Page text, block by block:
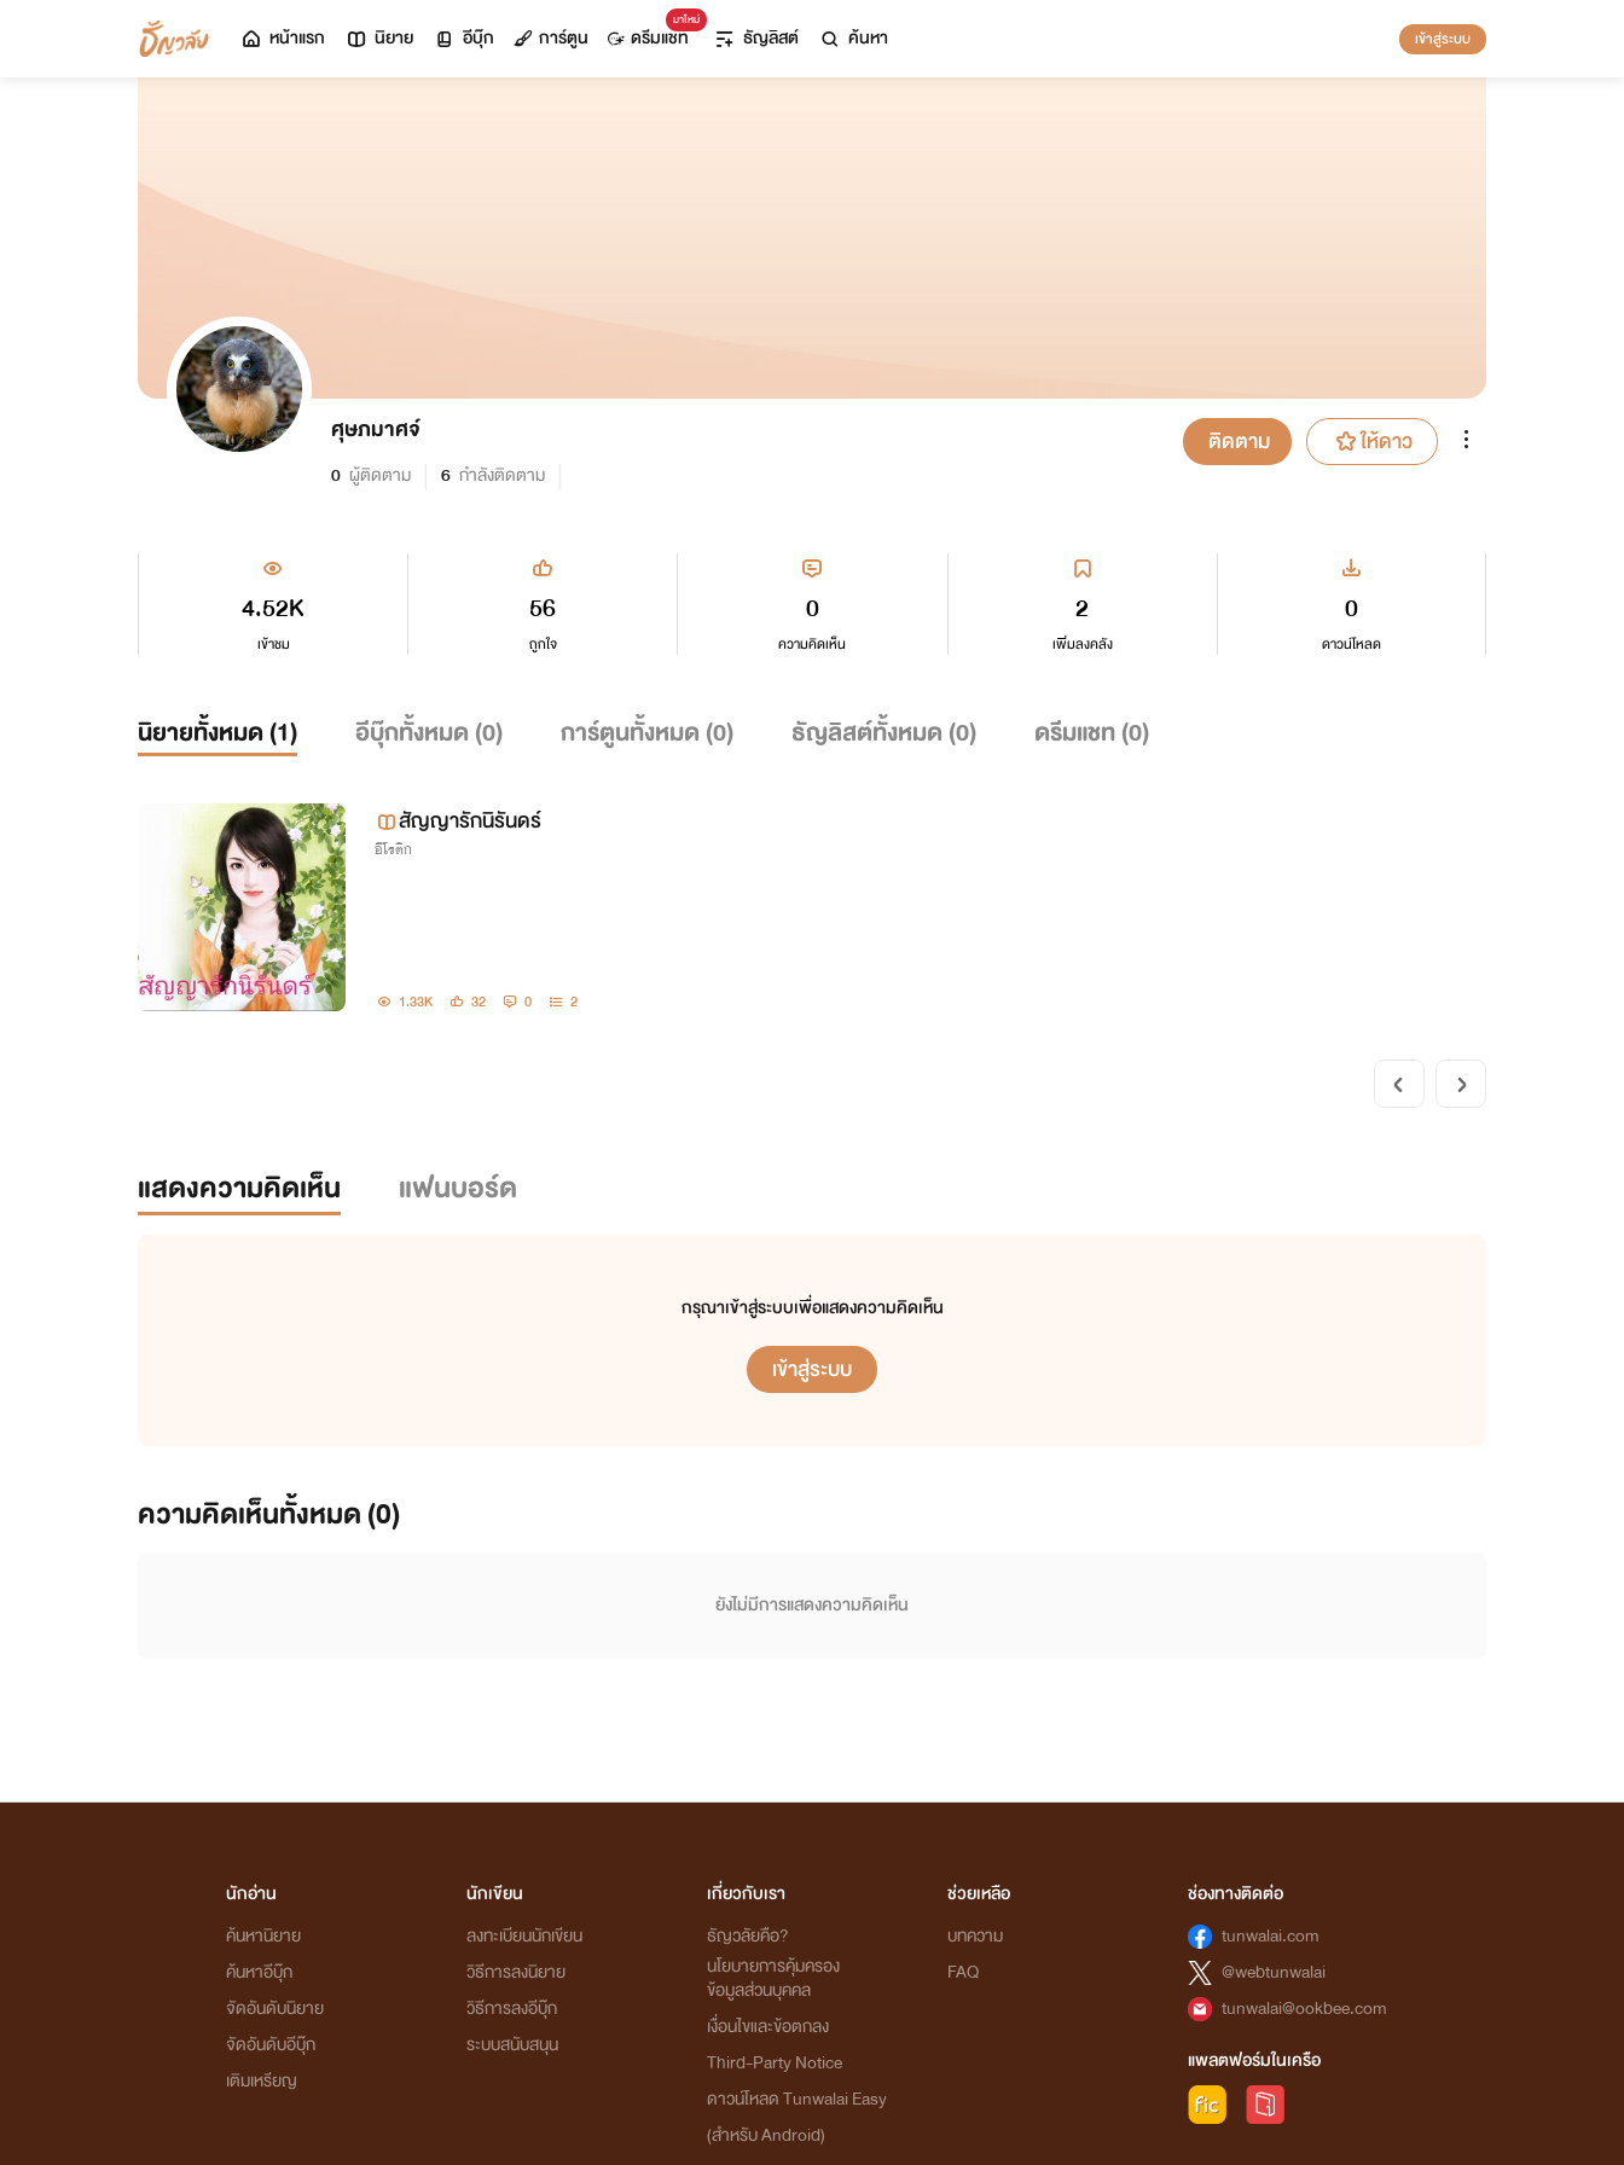
หน้าแรก นิยาย อีบุ๊ก การ์ตูน
มาใหม่
ดรีมแชท ธัญลิสต์ ค้นหา เข้าสู่ระบบ
ศุษภมาศจ์
0 ผู้ติดตาม 6 กำลังติดตาม
ติดตาม ให้ดาว
4.52K
เข้าชม
2
เพิ่มลงคลัง
56
ถูกใจ
0
ดาวน์โหลด
0
ความคิดเห็น
นิยายทั้งหมด (1) อีบุ๊กทั้งหมด (0) การ์ตูนทั้งหมด (0) ธัญลิสต์ทั้งหมด (0) ดรีมแชท (0)
สัญญารักนิรันดร์
อีโรติก
1.33K 32 0 2
แสดงความคิดเห็น แฟนบอร์ด
กรุณาเข้าสู่ระบบเพื่อแสดงความคิดเห็น
เข้าสู่ระบบ
ความคิดเห็นทั้งหมด (0)
ยังไม่มีการแสดงความคิดเห็น
นักอ่าน
ค้นหานิยาย
ค้นหาอีบุ๊ก
จัดอันดับนิยาย
จัดอันดับอีบุ๊ก
เติมเหรียญ
นักเขียน
ลงทะเบียนนักเขียน
วิธีการลงนิยาย
วิธีการลงอีบุ๊ก
ระบบสนับสนุน
เกี่ยวกับเรา
ธัญวลัยคือ?
นโยบายการคุ้มครอง
ข้อมูลส่วนบุคคล
เงื่อนไขและข้อตกลง
Third-Party Notice
ดาวน์โหลด Tunwalai Easy
(สำหรับ Android)
ช่วยเหลือ
บทความ
FAQ
ช่องทางติดต่อ
tunwalai.com
@webtunwalai
tunwalai@ookbee.com
แพลตฟอร์มในเครือ